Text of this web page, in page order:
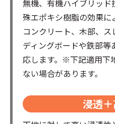
無機、有機ハイブリッ
殊エポキシ樹脂の効果に
コンクリート、木部、
ディングボードや鉄部
応します。※下記適用下
ない場合があります。
浸透